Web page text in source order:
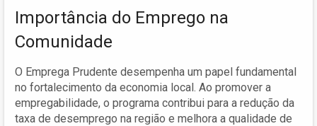
Importância do Emprego na
Comunidade
O Emprega Prudente desempenha um papel fundamental
no fortalecimento da economia local. Ao promover a
empregabilidade, o programa contribui para a redução da
taxa de desemprego na região e melhora a qualidade de